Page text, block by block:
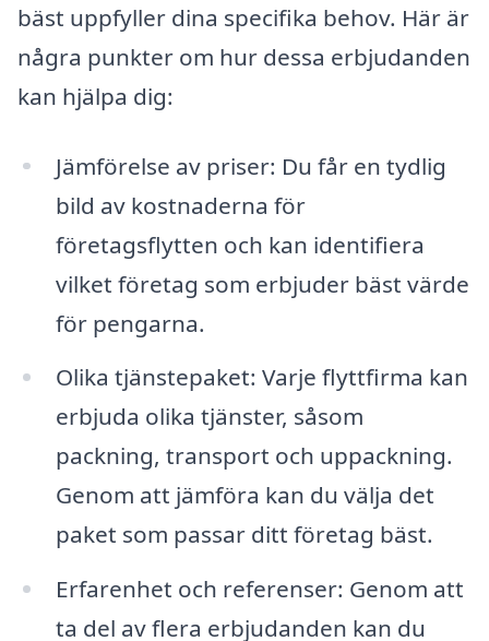
bäst uppfyller dina specifika behov. Här är
några punkter om hur dessa erbjudanden
kan hjälpa dig:
Jämförelse av priser: Du får en tydlig
bild av kostnaderna för
företagsflytten och kan identifiera
vilket företag som erbjuder bäst värde
för pengarna.
Olika tjänstepaket: Varje flyttfirma kan
erbjuda olika tjänster, såsom
packning, transport och uppackning.
Genom att jämföra kan du välja det
paket som passar ditt företag bäst.
Erfarenhet och referenser: Genom att
ta del av flera erbjudanden kan du